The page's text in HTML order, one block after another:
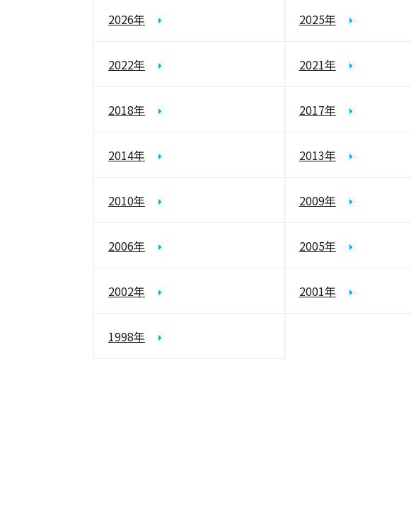
2026年 2025年
2022年 2021年
2018年 2017年
2014年 2013年
2010年 2009年
2006年 2005年
2002年 2001年
1998年